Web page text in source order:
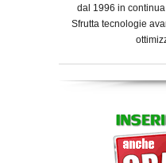
dal 1996 in continua
Sfrutta tecnologie